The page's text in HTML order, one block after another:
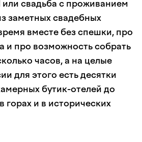
свадьба с проживанием
заметных свадебных
вместе без спешки, про
и про возможность собрать
часов, а на целые
для этого есть десятки
бутик-отелей до
горах и в исторических